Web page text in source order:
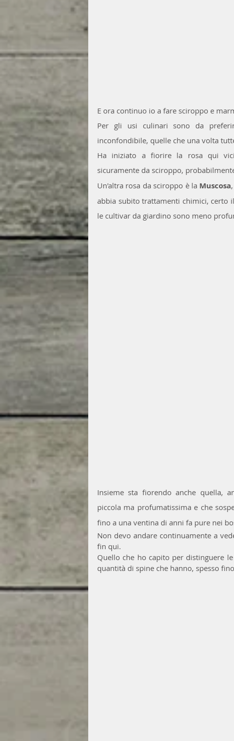
E ora continuo io a fare sciroppo e
Per gli usi culinari sono da
inconfondibile, quelle che una volta
Ha iniziato a fiorire la rosa qui
sicuramente da sciroppo,
Un'altra rosa da sciroppo è la Muscosa
abbia subito trattamenti chimici, certo
le cultivar da giardino sono meno
Insieme sta fiorendo anche quella,
piccola ma profumatissima e che
fino a una ventina di anni fa pure nei
Non devo andare continuamente a
fin qui.
Quello che ho capito per distinguere
quantità di spine che hanno, spesso